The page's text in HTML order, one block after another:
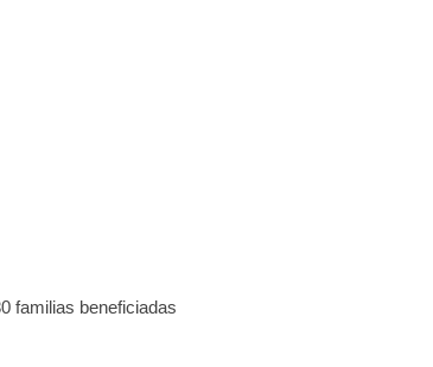
familias beneficiadas